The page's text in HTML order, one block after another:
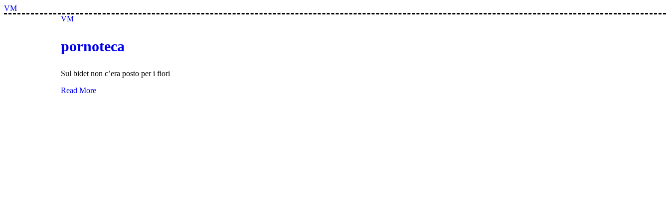
Skip
to
VM
VM
pornoteca
Sul bidet non c’era posto per i fiori
Read More